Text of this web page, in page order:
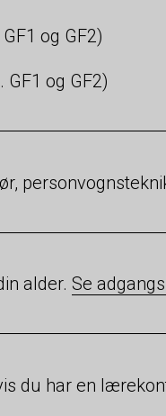
og GF2)
og GF2)
alder. Se
du har en